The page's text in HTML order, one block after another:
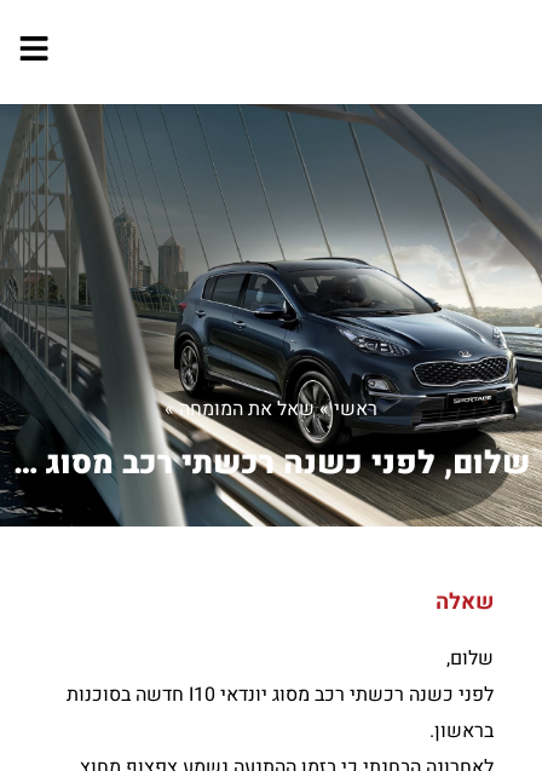
ראשי»שאל את המומחה»
שלום, לפני כשנה רכשתי רכב מסוג יונדא...
שאלה
שלום,
לפני כשנה רכשתי רכב מסוג יונדאי I10 חדשה בסוכנות
בראשון.